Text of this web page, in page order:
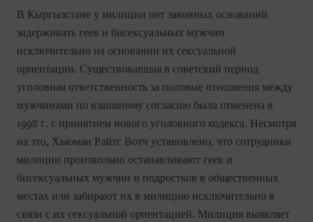
В Кыргызстане у милиции нет законных оснований
задерживать геев и бисексуальных мужчин
исключительно на основании их сексуальной
ориентации. Существовавшая в советский период
уголовная ответственность за половые отношения между
мужчинами по взаимному согласию была отменена в
1998 г. с принятием нового уголовного кодекса. Несмотря
на это, Хьюман Райтс Вотч установлено, что сотрудники
милиции произвольно останавливают геев и
бисексуальных мужчин и подростков в общественных
местах или забирают их в милицию исключительно в
связи с их сексуальной ориентацией. Милиция выявляет